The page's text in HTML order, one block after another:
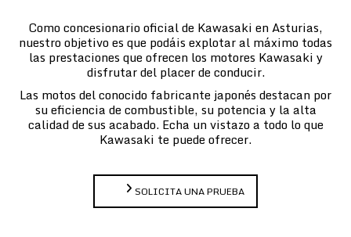
Como concesionario oficial de Kawasaki en Asturias,
nuestro objetivo es que podáis explotar al máximo todas
las prestaciones que ofrecen los motores Kawasaki y
disfrutar del placer de conducir.
Las motos del conocido fabricante japonés destacan por
su eficiencia de combustible, su potencia y la alta
calidad de sus acabado. Echa un vistazo a todo lo que
Kawasaki te puede ofrecer.
SOLICITA UNA PRUEBA